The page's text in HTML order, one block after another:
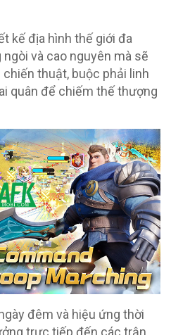
kế địa hình thế giới đa
và cao nguyên mà sẽ
thuật, buộc phải linh
quân để chiếm thế thượng
đêm và hiệu ứng thời
trực tiếp đến các trận